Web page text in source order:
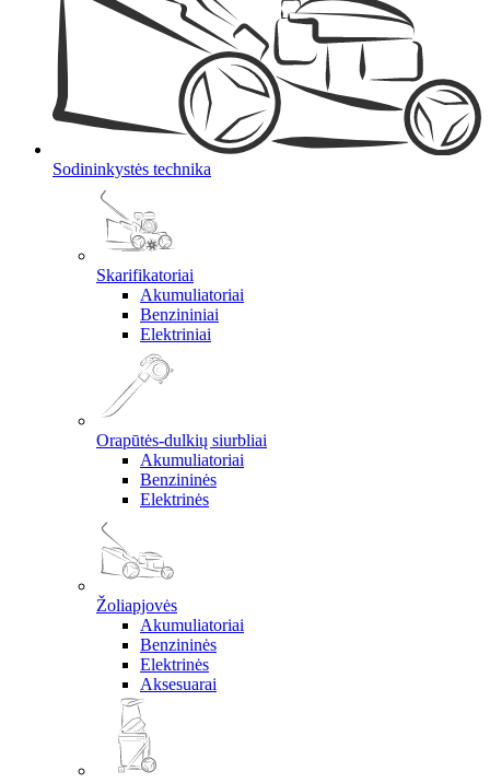
Sodininkystės technika
Skarifikatoriai
Akumuliatoriai
Benzininiai
Elektriniai
Orapūtės-dulkių siurbliai
Akumuliatoriai
Benzininės
Elektrinės
Žoliapjovės
Akumuliatoriai
Benzininės
Elektrinės
Aksesuarai